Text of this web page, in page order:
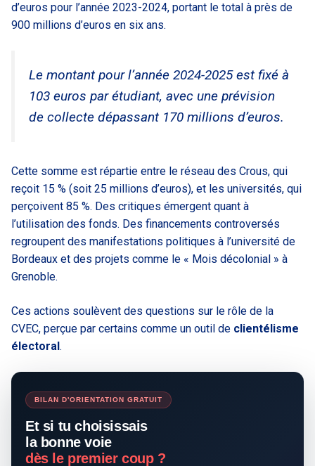
d’euros pour l’année 2023-2024, portant le total à près de
900 millions d’euros en six ans.
Le montant pour l’année 2024-2025 est fixé à
103 euros par étudiant, avec une prévision
de collecte dépassant 170 millions d’euros.
Cette somme est répartie entre le réseau des Crous, qui
reçoit 15 % (soit 25 millions d’euros), et les universités, qui
perçoivent 85 %. Des critiques émergent quant à
l’utilisation des fonds. Des financements controversés
regroupent des manifestations politiques à l’université de
Bordeaux et des projets comme le « Mois décolonial » à
Grenoble.
Ces actions soulèvent des questions sur le rôle de la
CVEC, perçue par certains comme un outil de clientélisme
électoral.
BILAN D'ORIENTATION GRATUIT
Et si tu choisissais
la bonne voie
dès le premier coup ?